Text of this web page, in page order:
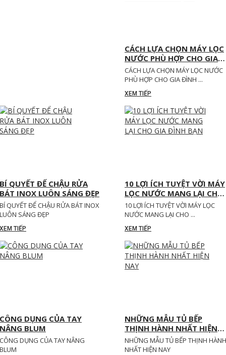
CÁCH LỰA CHỌN MÁY LỌC
NƯỚC PHÙ HỢP CHO GIA
ĐÌNH BẠN!!!
CÁCH LỰA CHỌN MÁY LỌC NƯỚC
PHÙ HỢP CHO GIA ĐÌNH ...
XEM TIẾP
BÍ QUYẾT ĐỂ CHẬU RỬA
BÁT INOX LUÔN SÁNG ĐẸP
BÍ QUYẾT ĐỂ CHẬU RỬA BÁT INOX
LUÔN SÁNG ĐẸP
XEM TIẾP
10 LỢI ÍCH TUYỆT VỜI MÁY
LỌC NƯỚC MANG LẠI CHO
GIA ĐÌNH BẠN
10 LỢI ÍCH TUYỆT VỜI MÁY LỌC
NƯỚC MANG LẠI CHO ...
XEM TIẾP
CÔNG DỤNG CỦA TAY
NÂNG BLUM
CÔNG DỤNG CỦA TAY NÂNG
BLUM
NHỮNG MẪU TỦ BẾP
THỊNH HÀNH NHẤT HIỆN
NAY
NHỮNG MẪU TỦ BẾP THỊNH HÀNH
NHẤT HIỆN NAY